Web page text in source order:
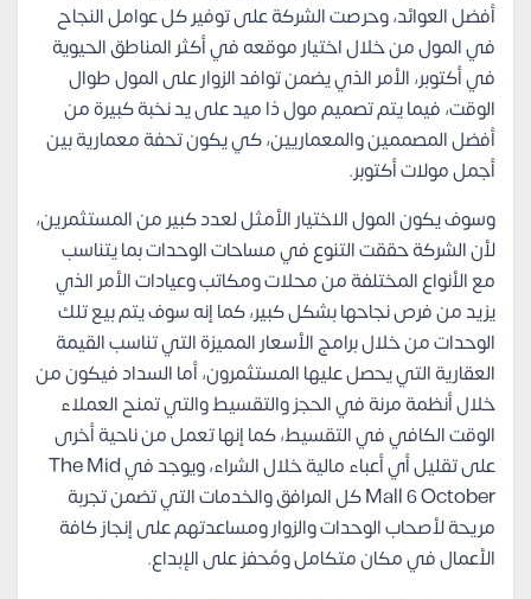
أفضل العوائد، وحرصت الشركة على توفير كل عوامل النجاح
في المول من خلال اختيار موقعه في أكثر المناطق الحيوية
في أكتوبر، الأمر الذي يضمن توافد الزوار على المول طوال
الوقت، فيما يتم تصميم مول ذا ميد على يد نخبة كبيرة من
أفضل المصممين والمعماريين، كي يكون تحفة معمارية بين
أجمل مولات أكتوبر.
وسوف يكون المول الاختيار الأمثل لعدد كبير من المستثمرين،
لأن الشركة حققت التنوع في مساحات الوحدات بما يتناسب
مع الأنواع المختلفة من محلات ومكاتب وعيادات الأمر الذي
يزيد من فرص نجاحها بشكل كبير، كما إنه سوف يتم بيع تلك
الوحدات من خلال برامج الأسعار المميزة التي تناسب القيمة
العقارية التي يحصل عليها المستثمرون، أما السداد فيكون من
خلال أنظمة مرنة في الحجز والتقسيط والتي تمنح العملاء
الوقت الكافي في التقسيط، كما إنها تعمل من ناحية أخرى
على تقليل أي أعباء مالية خلال الشراء، ويوجد في The Mid
Mall 6 October كل المرافق والخدمات التي تضمن تجربة
مريحة لأصحاب الوحدات والزوار ومساعدتهم على إنجاز كافة
الأعمال في مكان متكامل ومُحفز على الإبداع.